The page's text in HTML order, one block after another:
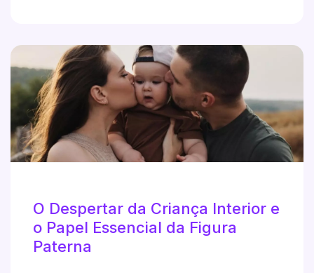
O Despertar da Criança Interior e
o Papel Essencial da Figura
Paterna